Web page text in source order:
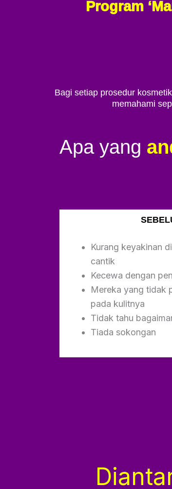
Program
Bagi setiap prosedur
memahami
Apa yang
Kurang keyakinan
cantik
Kecewa dengan
Mereka yang tidak
pada kulitnya
Tidak tahu
Tiada sokongan